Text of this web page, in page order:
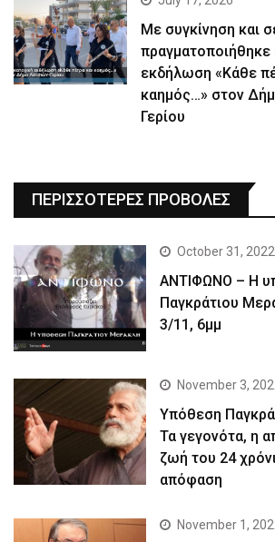
Με συγκίνηση και
πραγματοποιήθηκε
εκδήλωση «Κάθε
καημός…» στον
Γερίου
ΠΕΡΙΣΣΟΤΕΡΕΣ ΠΡΟΒΟΛΕΣ
October 31, 2022
ΑΝΤΙΦΩΝΟ – Η
Παγκράτιου
3/11, 6μμ
November 3,
Yπόθεση
Τα γεγονότα, η
ζωή του 24
απόφαση
November 1,